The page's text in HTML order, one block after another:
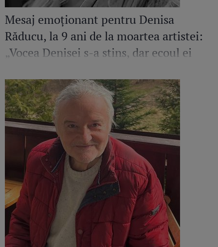
Mesaj emoționant pentru Denisa
Răducu, la 9 ani de la moartea artistei:
„Vocea Denisei s-a stins, dar ecoul ei